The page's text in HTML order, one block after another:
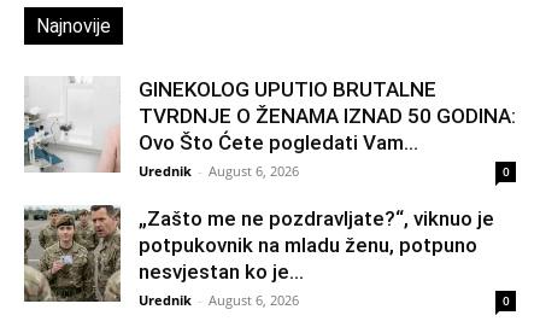
Najnovije
GINEKOLOG UPUTIO BRUTALNE
TVRDNJE O ŽENAMA IZNAD 50 GODINA:
Ovo Što Ćete pogledati Vam...
Urednik - August 6, 2026 0
„Zašto me ne pozdravljate?“, viknuo je
potpukovnik na mladu ženu, potpuno
nesvjestan ko je...
Urednik - August 6, 2026 0